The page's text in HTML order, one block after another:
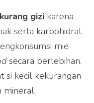
kurang gizi karena
serta karbohidrat
mie
secara berlebihan.
si kecil kekurangan
mineral.